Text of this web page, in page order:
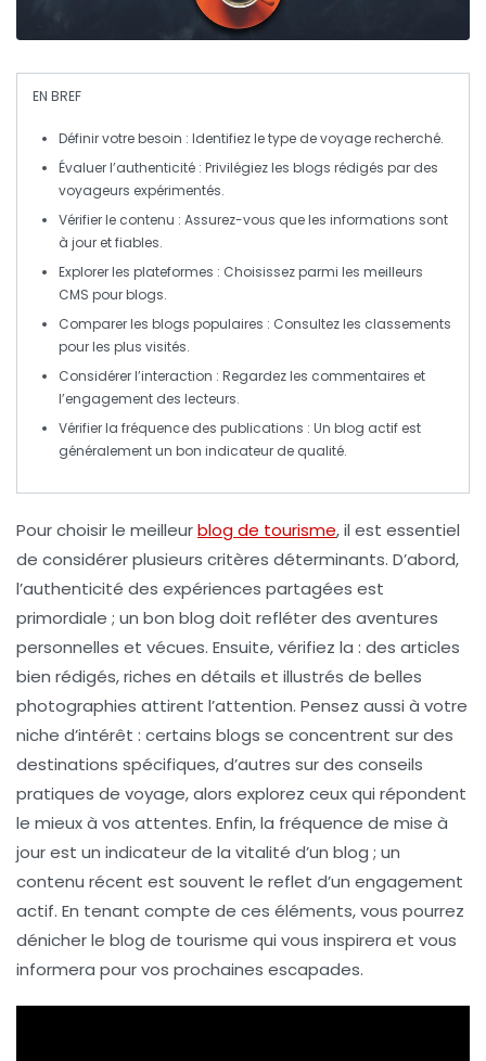
EN BREF
Définir votre besoin : Identifiez le type de voyage recherché.
Évaluer l’authenticité : Privilégiez les blogs rédigés par des
voyageurs expérimentés.
Vérifier le contenu : Assurez-vous que les informations sont
à jour etfiables.
Explorer les plateformes : Choisissez parmi les meilleurs
CMS pour blogs.
Comparer les blogs populaires : Consultez les classements
pour les plus visités.
Considérer l’interaction : Regardez les commentaires et
l’engagement des lecteurs.
Vérifier la fréquence des publications : Un blog actif est
généralement un bon indicateur de qualité.
Pourchoisir le meilleurblog de tourisme, il est essentiel
de considérer plusieurs critères déterminants. D’abord,
l’authenticité des expériences partagées est
primordiale ; un bon blog doit refléter des aventures
personnelles et vécues. Ensuite, vérifiez la : des articles
bien rédigés, riches en détails et illustrés de belles
photographies attirent l’attention. Pensez aussi à votre
niche d’intérêt : certains blogs se concentrent sur des
destinations spécifiques, d’autres sur des conseils
pratiques de voyage, alors explorez ceux qui répondent
le mieux à vos attentes. Enfin, la fréquence de mise à
jourest un indicateur de la vitalité d’un blog ; un
contenu récent est souvent le reflet d’un engagement
actif. En tenant compte de ces éléments, vous pourrez
dénicher le blog de tourisme qui vous inspirera et vous
informera pour vos prochaines escapades.